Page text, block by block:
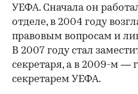
УЕФА. Сначала он
отделе, в 2004 году
правовым вопросам и
В 2007 году стал
секретаря, а в 2009-м —
секретарем УЕФА.